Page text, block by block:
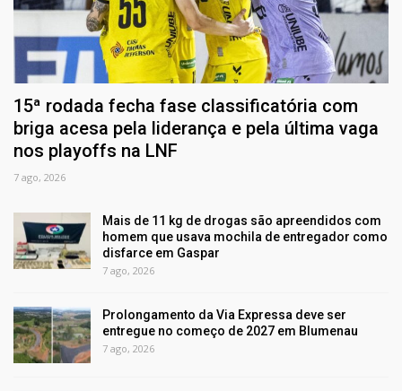
15ª rodada fecha fase classificatória com
briga acesa pela liderança e pela última vaga
nos playoffs na LNF
7 ago, 2026
Mais de 11 kg de drogas são apreendidos com
homem que usava mochila de entregador como
disfarce em Gaspar
7 ago, 2026
Prolongamento da Via Expressa deve ser
entregue no começo de 2027 em Blumenau
7 ago, 2026